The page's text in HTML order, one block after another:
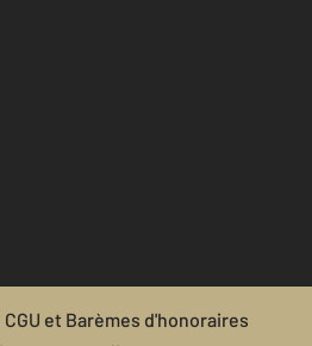
et Barèmes d'honoraires